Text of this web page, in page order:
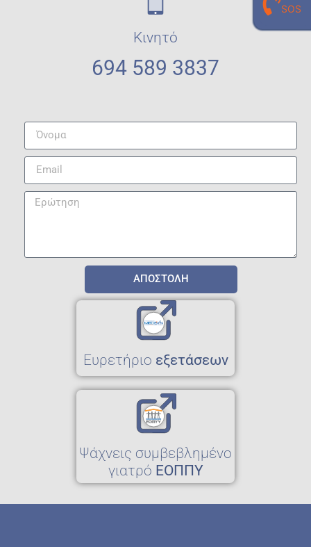
Κινητό
694 589 3837
ΑΠΟΣΤΟΛΗ
Eυρετήριο εξετάσεων
Ψάχνεις συμβεβλημένο
γιατρό ΕΟΠΠΥ
προσωπικό σου εργαστηριακό γιατρό
210 940 0496
SOS